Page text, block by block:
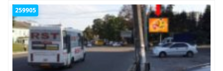
259905